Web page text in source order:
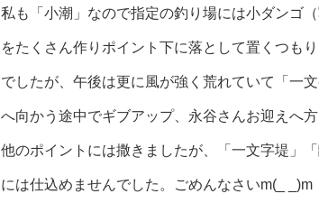
私も「小潮」なので指定の釣り場には小ダンゴ（
をたくさん作りポイント下に落として置くつもり
でしたが、午後は更に風が強く荒れていて「一文
へ向かう途中でギブアップ、永谷さんお迎えへ
他のポイントには撒きましたが、「一文字堤」「
には仕込めませんでした。ごめんなさいm(_ _)m